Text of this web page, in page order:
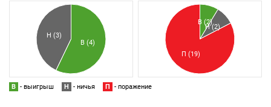
В (4)
Н (3)
В (2)
Н (2)
П (19)
В - выигрыш Н - ничья П - поражение